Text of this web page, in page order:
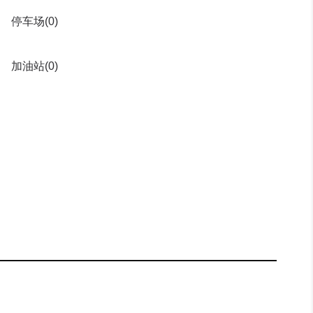
停车场(0)
加油站(0)